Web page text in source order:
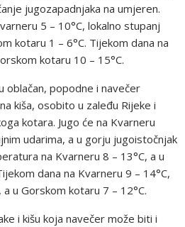
jugozapadnjaka na umjeren.
5 – 10°C, lokalno stupanj
kotaru 1 – 6°C. Tijekom dana na
kotaru 10 – 15°C.
oblačan, popodne i navečer
kiša, osobito u zaleđu Rijeke i
kotara. Jugo će na Kvarneru
udarima, a u gorju jugoistočnjak
na Kvarneru 8 – 13°C, a u
dana na Kvarneru 9 – 14°C,
u Gorskom kotaru 7 – 12°C.
i kišu koja navečer može biti i